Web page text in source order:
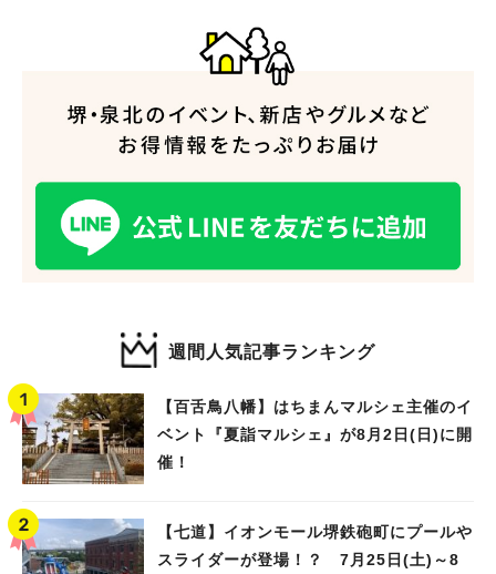
週間人気記事ランキング
【百舌鳥八幡】はちまんマルシェ主催のイ
ベント『夏詣マルシェ』が8月2日(日)に開
催！
【七道】イオンモール堺鉄砲町にプールや
スライダーが登場！？ 7月25日(土)～8